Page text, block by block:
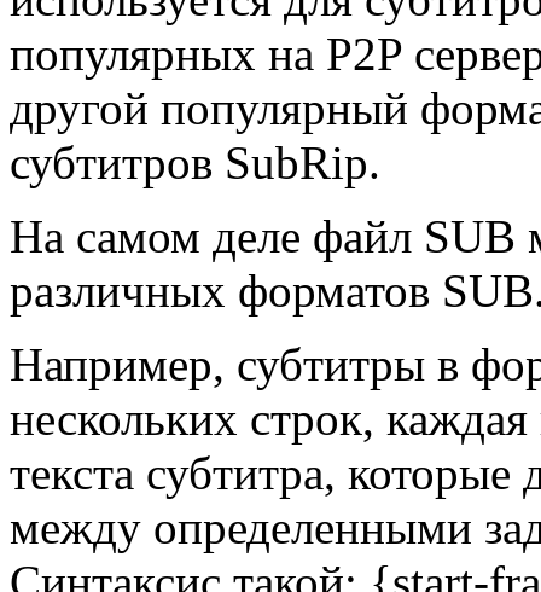
популярных на P2P
другой популярный
субтитров SubRip.
На самом деле файл SUB
различных форматов
Например, субтитры в
нескольких строк,
текста субтитра,
между определенными
Синтаксис такой: {start-